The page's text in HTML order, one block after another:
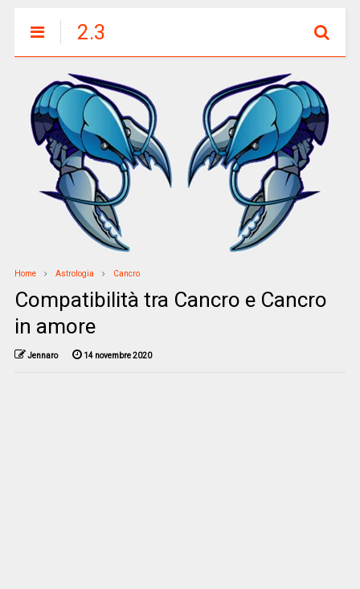
2.3
Home Astrologia Cancro
Compatibilità tra Cancro e Cancro
in amore
Jennaro 14 novembre 2020